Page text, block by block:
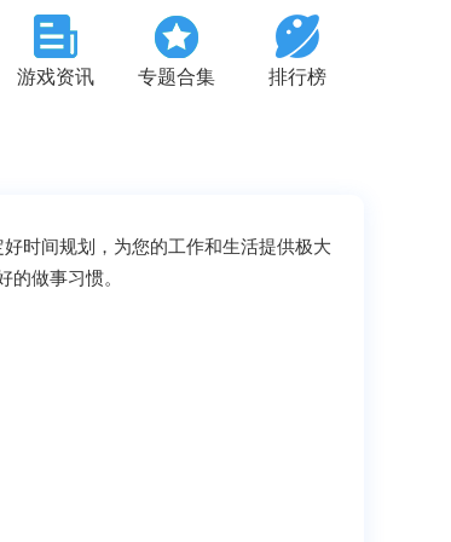
游戏资讯 专题合集 排行榜
时间规划，为您的工作和生活提供极大
做事习惯。